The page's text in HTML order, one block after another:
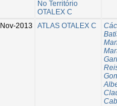
No Território
OTALEX C
Nov-2013 ATLAS OTALEX C